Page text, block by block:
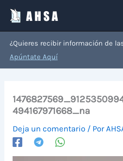
contenido
¿Quieres recibir información de
Apúntate Aquí
494167971668_na
Deja un comentario / Por